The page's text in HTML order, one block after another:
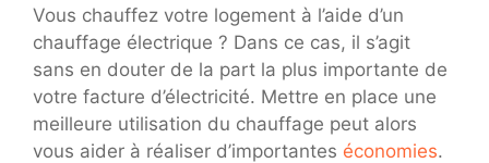
Vous chauffez votre logement à l’aide d’un
chauffage électrique ? Dans ce cas, il s’agit
sans en douter de la part la plus importante de
votre facture d’électricité. Mettre en place une
meilleure utilisation du chauffage peut alors
vous aider à réaliser d’importantes économies.